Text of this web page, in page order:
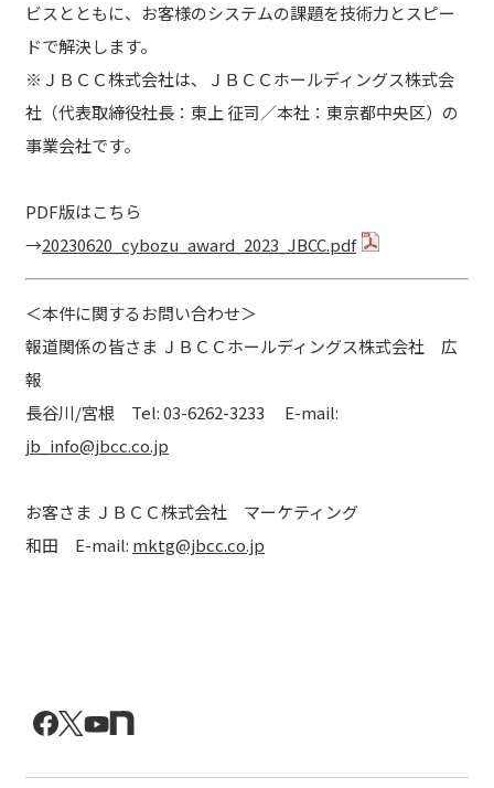
ビスとともに、お客様のシステムの課題を技術力とスピー
ドで解決します。
※ＪＢＣＣ株式会社は、ＪＢＣＣホールディングス株式会
社（代表取締役社長：東上 征司／本社：東京都中央区）の
事業会社です。
PDF版はこちら
→20230620_cybozu_award_2023_JBCC.pdf
＜本件に関するお問い合わせ＞
報道関係の皆さま ＪＢＣＣホールディングス株式会社 広
報
長谷川/宮根 Tel: 03-6262-3233 E-mail:
jb_info@jbcc.co.jp
お客さま ＪＢＣＣ株式会社 マーケティング
和田 E-mail: mktg@jbcc.co.jp